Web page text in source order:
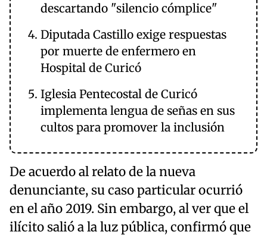
descartando "silencio cómplice"
Diputada Castillo exige respuestas
por muerte de enfermero en
Hospital de Curicó
Iglesia Pentecostal de Curicó
implementa lengua de señas en sus
cultos para promover la inclusión
De acuerdo al relato de la nueva
denunciante, su caso particular ocurrió
en el año 2019. Sin embargo, al ver que el
ilícito salió a la luz pública, confirmó que